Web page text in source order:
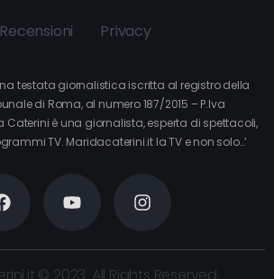
Recensioni Privacy
testata giornalistica iscritta al registro della
di Roma, al numero 187/2015 – P.Iva
Caterini è una giornalista, esperta di spettacoli,
TV. Maridacaterini.it la TV e non solo…’